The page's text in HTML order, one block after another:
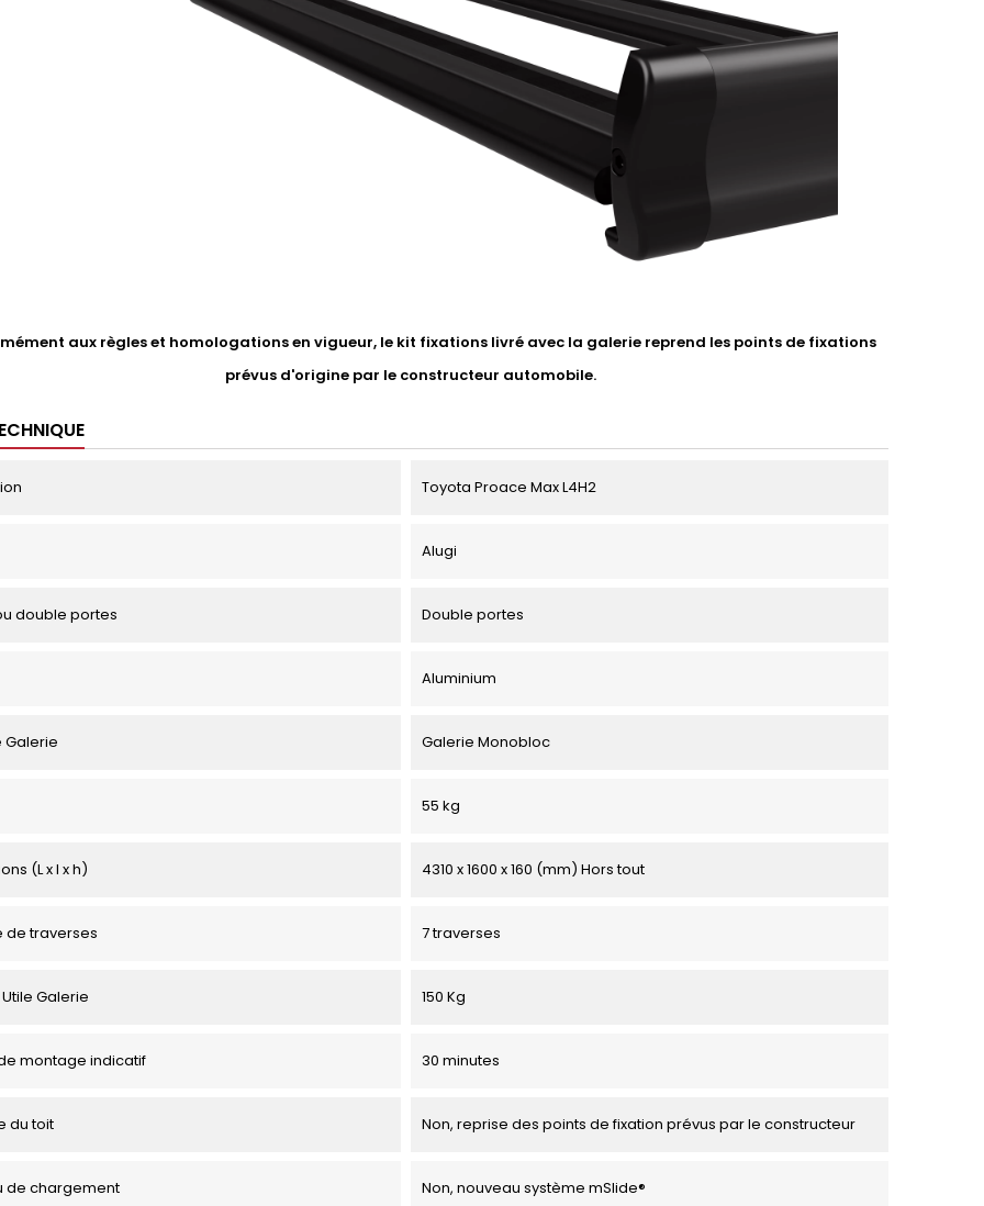
aux règles et homologations en vigueur, le kit fixations livré avec la galerie reprend les points de fixations
prévus d'origine par le constructeur automobile.
Toyota Proace Max L4H2
Alugi
double portes Double portes
Aluminium
Galerie Galerie Monobloc
55 kg
(L x l x h) 4310 x 1600 x 160 (mm) Hors tout
de traverses 7 traverses
Galerie 150 Kg
montage indicatif 30 minutes
du toit Non, reprise des points de fixation prévus par le constructeur
de chargement Non, nouveau système mSlide®